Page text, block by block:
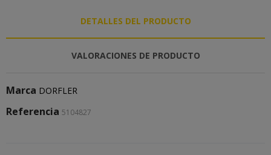
DETALLES DEL PRODUCTO
VALORACIONES DE PRODUCTO
Marca DORFLER
Referencia 5104827